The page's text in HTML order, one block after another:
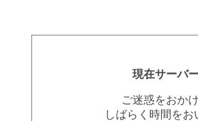
現在サーバ
ご迷惑をおか
しばらく時間を